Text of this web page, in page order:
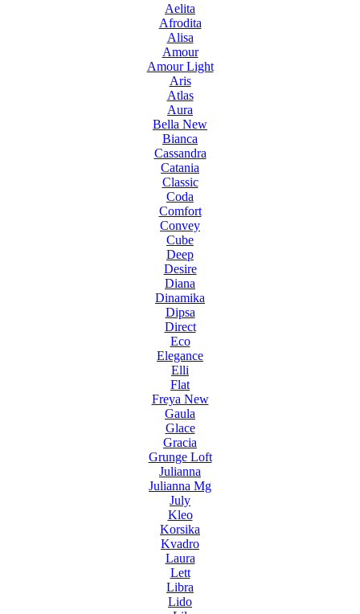
Aelita
Afrodita
Alisa
Amour
Amour Light
Aris
Atlas
Aura
Bella New
Bianca
Cassandra
Catania
Classic
Coda
Comfort
Convey
Cube
Deep
Desire
Diana
Dinamika
Dipsa
Direct
Eco
Elegance
Elli
Flat
Freya New
Gaula
Glace
Gracia
Grunge Loft
Julianna
Julianna Mg
July
Kleo
Korsika
Kvadro
Laura
Lett
Libra
Lido